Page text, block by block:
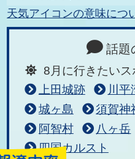
天気アイコンの意味につ
話題
8月に行きたいス
上田城跡
川平
城ヶ島
須賀神
阿智村
八ヶ岳
四国カルスト